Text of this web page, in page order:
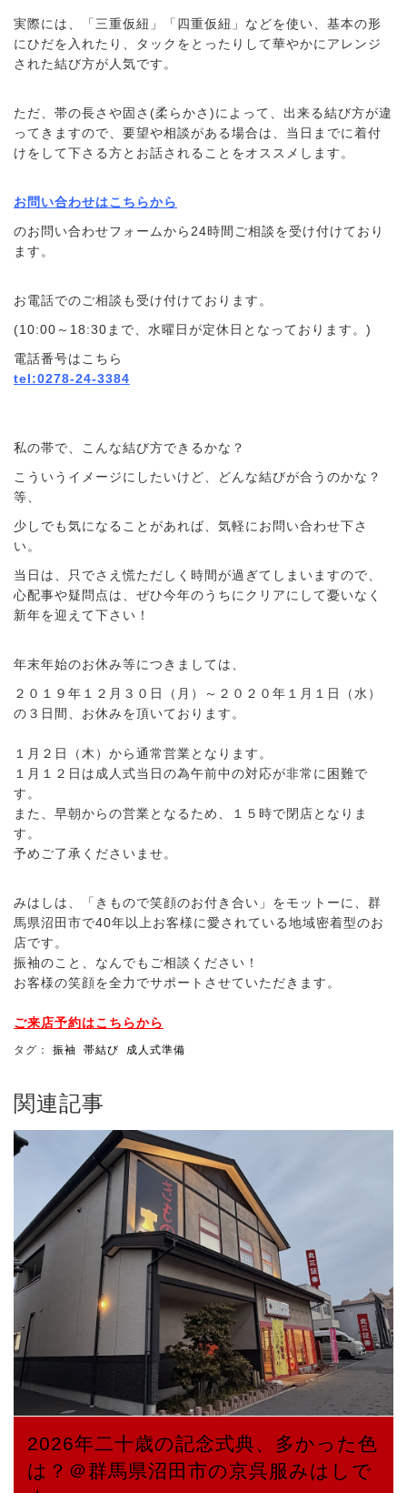
実際には、「三重仮紐」「四重仮紐」などを使い、基本の形
にひだを入れたり、タックをとったりして華やかにアレンジ
された結び方が人気です。
ただ、帯の長さや固さ(柔らかさ)によって、出来る結び方が違
ってきますので、要望や相談がある場合は、当日までに着付
けをして下さる方とお話されることをオススメします。
お問い合わせはこちらから
のお問い合わせフォームから24時間ご相談を受け付けており
ます。
お電話でのご相談も受け付けております。
(10:00～18:30まで、水曜日が定休日となっております。)
電話番号はこちら
tel:0278-24-3384
私の帯で、こんな結び方できるかな？
こういうイメージにしたいけど、どんな結びが合うのかな？
等、
少しでも気になることがあれば、気軽にお問い合わせ下さ
い。
当日は、只でさえ慌ただしく時間が過ぎてしまいますので、
心配事や疑問点は、ぜひ今年のうちにクリアにして憂いなく
新年を迎えて下さい！
年末年始のお休み等につきましては、
２０１９年１２月３０日（月）～２０２０年１月１日（水）
の３日間、お休みを頂いております。
１月２日（木）から通常営業となります。
１月１２日は成人式当日の為午前中の対応が非常に困難で
す。
また、早朝からの営業となるため、１５時で閉店となりま
す。
予めご了承くださいませ。
みはしは、「きもので笑顔のお付き合い」をモットーに、群
馬県沼田市で40年以上お客様に愛されている地域密着型のお
店です。
振袖のこと、なんでもご相談ください！
お客様の笑顔を全力でサポートさせていただきます。
ご来店予約はこちらから
タグ： 振袖 帯結び 成人式準備
関連記事
2026年二十歳の記念式典、多かった色
は？＠群馬県沼田市の京呉服みはしで